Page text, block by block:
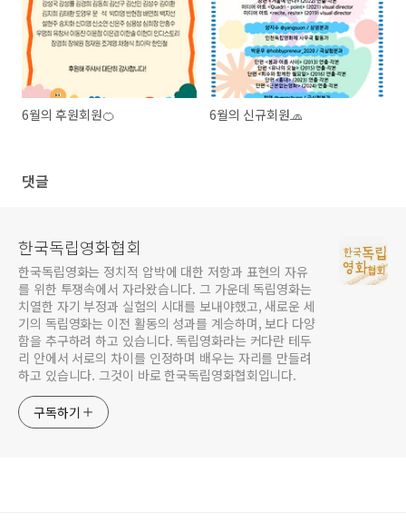
6월의 후원회원🍊 6월의 신규회원🧢
댓글
한국독립영화협회
한국독립영화는 정치적 압박에 대한 저항과 표현의 자유
를 위한 투쟁속에서 자라왔습니다. 그 가운데 독립영화는
치열한 자기 부정과 실험의 시대를 보내야했고, 새로운 세
기의 독립영화는 이전 활동의 성과를 계승하며, 보다 다양
함을 추구하려 하고 있습니다. 독립영화라는 커다란 테두
리 안에서 서로의 차이를 인정하며 배우는 자리를 만들려
하고 있습니다. 그것이 바로 한국독립영화협회입니다.
구독하기